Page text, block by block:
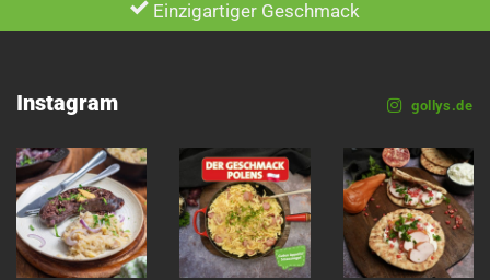
Einzigartiger Geschmack
Instagram gollys.de